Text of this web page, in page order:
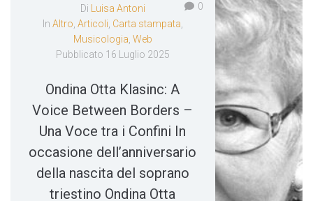
0
Di
Luisa Antoni
In Altro Articoli Carta stampata
Musicologia Web
Pubblicato 16 Luglio 2025
Ondina Otta Klasinc: A
Voice Between Borders –
Una Voce tra i Confini In
occasione dell’anniversario
della nascita del soprano
triestino Ondina Otta